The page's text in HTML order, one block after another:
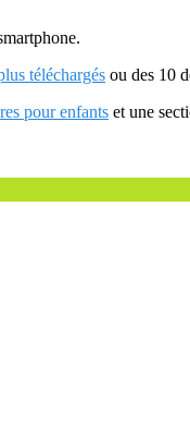
téléchargés ou des 10
pour enfants et une